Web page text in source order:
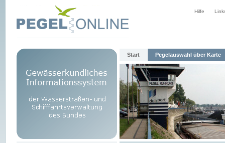
Hilfe
Start Pegelauswahl über Karte